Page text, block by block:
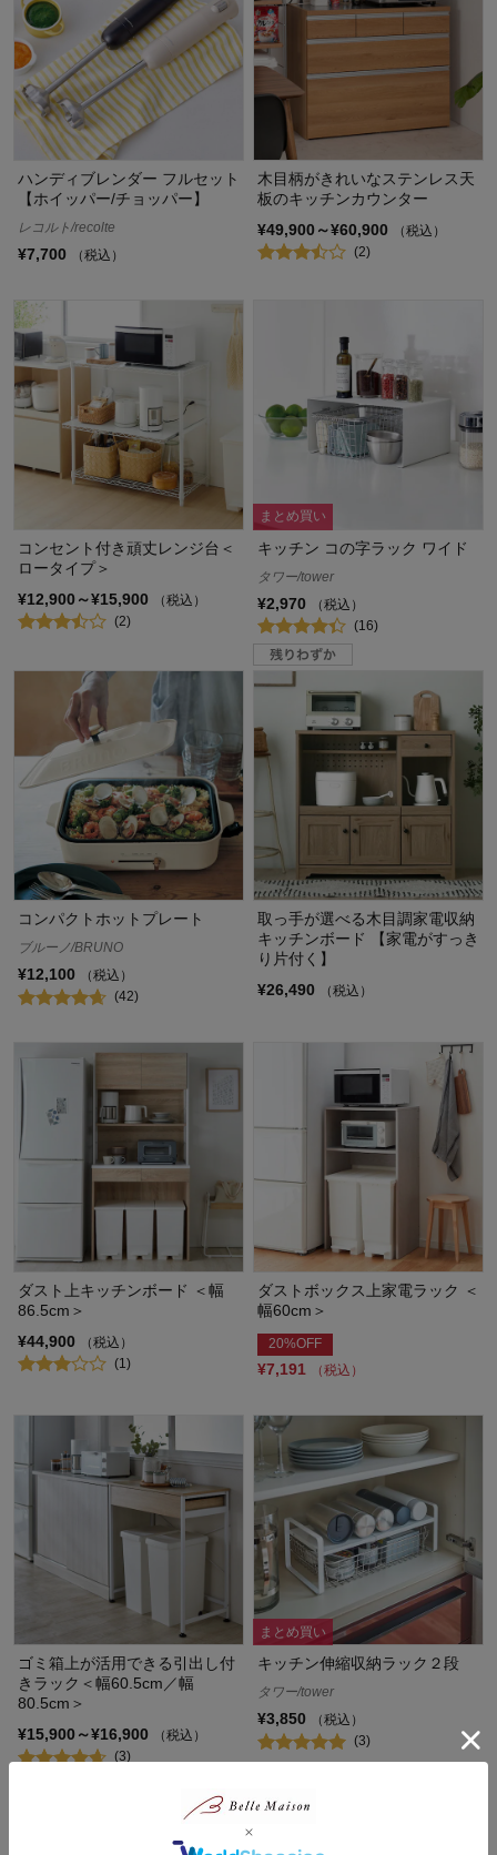
ハンディブレンダー フルセット
【ホイッパー/チョッパー】
レコルト/recolte
¥7,700 （税込）
木目柄がきれいなステンレス天
板のキッチンカウンター
¥49,900～¥60,900
（税込）
(2)
コンセント付き頑丈レンジ台＜
ロータイプ＞
¥12,900～¥15,900
（税込）
(2)
まとめ買い
キッチン コの字ラック ワイド
タワー/tower
¥2,970
（税込）
(16)
コンパクトホットプレート
ブルーノ/BRUNO
¥12,100
（税込）
(42)
取っ手が選べる木目調家電収納
キッチンボード 【家電がすっき
り片付く】
¥26,490
（税込）
ダスト上キッチンボード ＜幅
86.5cm＞
¥44,900
（税込）
(1)
ダストボックス上家電ラック ＜
幅60cm＞
20%OFF
¥7,191 （税込）
ゴミ箱上が活用できる引出し付
きラック＜幅60.5cm／幅
80.5cm＞
¥15,900～¥16,900
（税込）
(3)
まとめ買い
キッチン伸縮収納ラック２段
タワー/tower
¥3,850
（税込）
(3)